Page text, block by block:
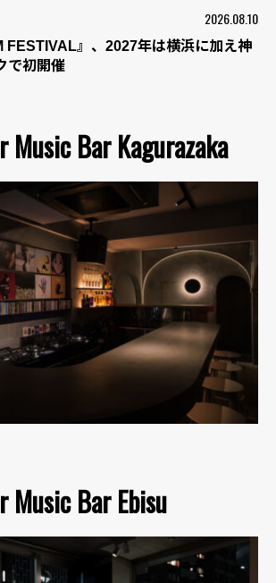
2026.08.10
FESTIVAL』、2027年は横浜に加え神
で初開催
Music Bar Kagurazaka
Music Bar Ebisu